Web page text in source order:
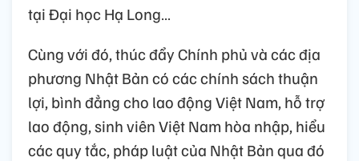
tại Đại học Hạ Long…
Cùng với đó, thúc đẩy Chính phủ và các địa
phương Nhật Bản có các chính sách thuận
lợi, bình đẳng cho lao động Việt Nam, hỗ trợ
lao động, sinh viên Việt Nam hòa nhập, hiểu
các quy tắc, pháp luật của Nhật Bản qua đó